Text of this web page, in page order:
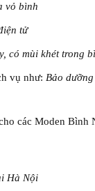
vỏ bình
tử
có mùi khét trong
vụ như: Bảo
các Moden Bình
Hà Nội